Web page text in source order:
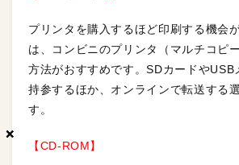
×
×
×
プリンタを購入するほど印刷する機会
は、コンビニのプリンタ（マルチコピ
方法がおすすめです。SDカードやUSB
持参するほか、オンラインで転送する
す。
【CD-ROM】